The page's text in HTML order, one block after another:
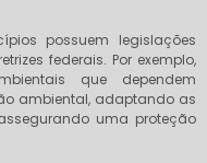
possuem legislações
federais. Por exemplo,
que dependem
ambiental, adaptando as
uma proteção